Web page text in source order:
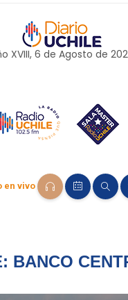
XVIII, 6 de Agosto de
en vivo
BANCO